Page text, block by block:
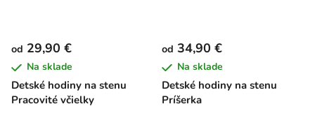
Detské hodiny na stenu
Pracovité včielky
od 29,90 €
Na sklade
Detské hodiny na stenu
Príšerka
od 34,90 €
Na sklade